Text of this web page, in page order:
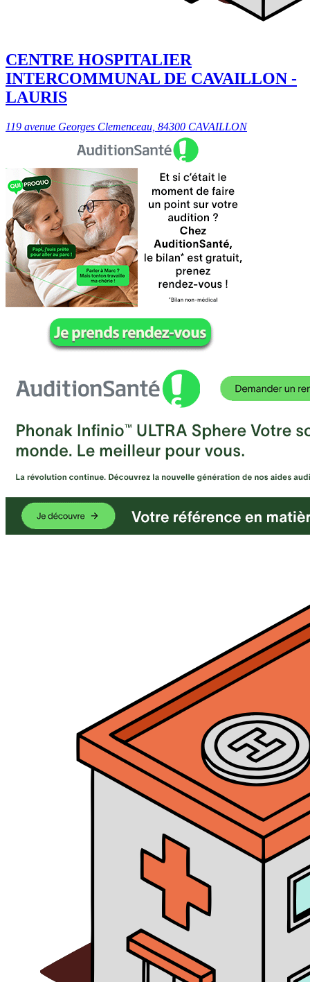
CENTRE HOSPITALIER
INTERCOMMUNAL DE CAVAILLON -
LAURIS
119 avenue Georges Clemenceau, 84300 CAVAILLON